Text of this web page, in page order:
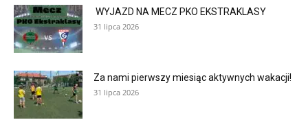
WYJAZD NA MECZ PKO EKSTRAKLASY
31 lipca 2026
Za nami pierwszy miesiąc aktywnych wakacji!
31 lipca 2026